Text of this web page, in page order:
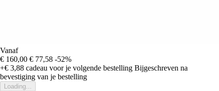
Vanaf
€ 160,00 € 77,58 -52%
+€ 3,88 cadeau voor je volgende bestelling Bijgeschreven na
bevestiging van je bestelling
Loading...